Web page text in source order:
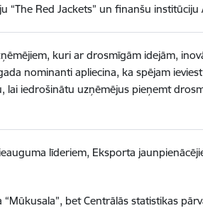
Red Jackets” un finanšu institūciju
kuri ar drosmīgām idejām,
nominanti apliecina, ka spējam
iedrošinātu uzņēmējus pieņemt
līderiem, Eksporta
bet Centrālās statistikas